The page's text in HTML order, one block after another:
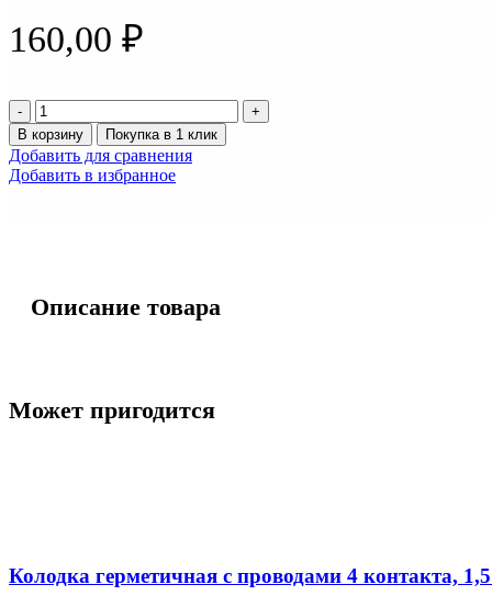
160,00 ₽
Количество
товара
Лампа
галогенная
Н-9
В корзину Покупка в 1 клик
Добавить для сравнения
Добавить в избранное
Описание товара
Может пригодится
Колодка герметичная с проводами 4 контакта,